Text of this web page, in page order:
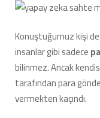
Konuştuğumuz kişi
insanlar gibi sadece
bilinmez. Ancak
tarafından para
vermekten kaçındı.